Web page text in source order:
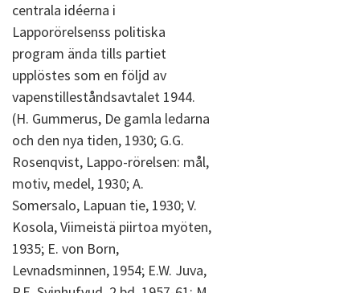
centrala idéerna i
Lapporörelsenss politiska
program ända tills partiet
upplöstes som en följd av
vapenstilleståndsavtalet 1944.
(H. Gummerus, De gamla ledarna
och den nya tiden, 1930; G.G.
Rosenqvist, Lappo-rörelsen: mål,
motiv, medel, 1930; A.
Somersalo, Lapuan tie, 1930; V.
Kosola, Viimeistä piirtoa myöten,
1935; E. von Born,
Levnadsminnen, 1954; E.W. Juva,